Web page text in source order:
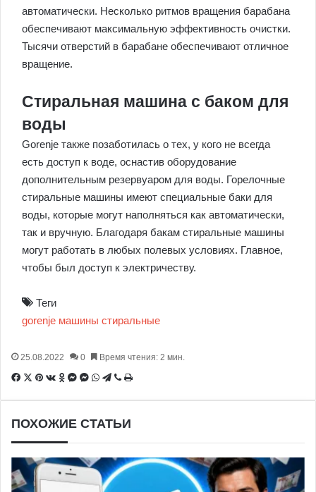
автоматически. Несколько ритмов вращения барабана
обеспечивают максимальную эффективность очистки.
Тысячи отверстий в барабане обеспечивают отличное
вращение.
Стиральная машина с баком для
воды
Gorenje также позаботилась о тех, у кого не всегда
есть доступ к воде, оснастив оборудование
дополнительным резервуаром для воды. Горелочные
стиральные машины имеют специальные баки для
воды, которые могут наполняться как автоматически,
так и вручную. Благодаря бакам стиральные машины
могут работать в любых полевых условиях. Главное,
чтобы был доступ к электричеству.
Теги
gorenje машины стиральные
25.08.2022 0 Время чтения: 2 мин.
Facebook
X Pinterest
Вконтакте
Одноклассники
Messenger
Messenger
WhatsApp
Telegram
ViberПечатать
ПОХОЖИЕ СТАТЬИ